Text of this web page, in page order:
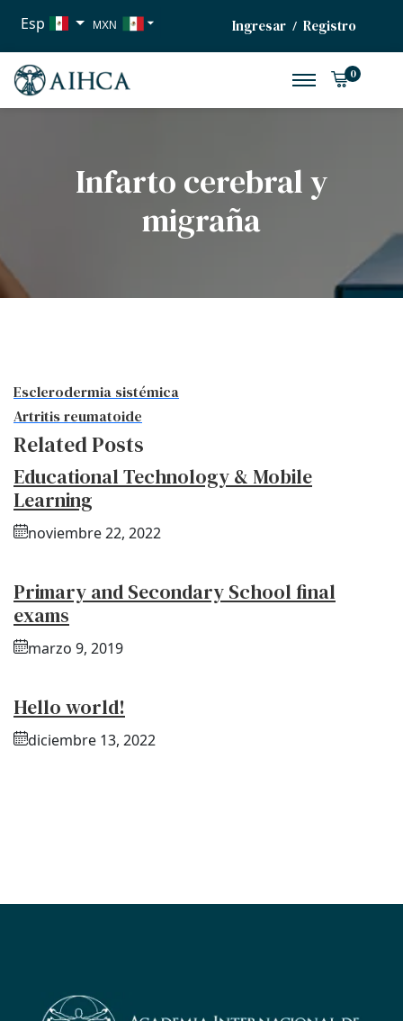
Esp MXN
EUR
Ingresar / Registro
0
Infarto cerebral y
migraña
Esclerodermia sistémica
Artritis reumatoide
Related Posts
Educational Technology & Mobile
Learning
noviembre 22, 2022
Primary and Secondary School final
exams
marzo 9, 2019
Hello world!
diciembre 13, 2022